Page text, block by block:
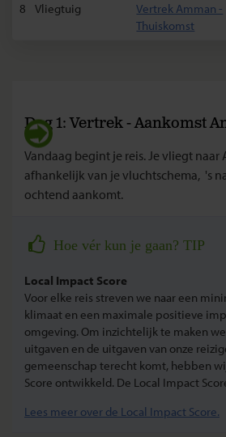
8
Vliegtuig
Vertrek Amman -
Thuiskomst
Dag 1: Vertrek - Aankomst
Vandaag begint je reis. Je vliegt naar
afhankelijk van je vluchtschema, 's
ochtend aankomt.
Hoe vér kun je gaan? TIP
Local Impact Score
Voor elke reis streven we naar een
klimaat en een maximale positieve
omgeving. Om inzichtelijk te maken
uitgaven en de uitgaven van onze
gemeenschap terecht komt, hebben
Score ontwikkeld. De Local Impact
Lees meer over de Local Impact Score.